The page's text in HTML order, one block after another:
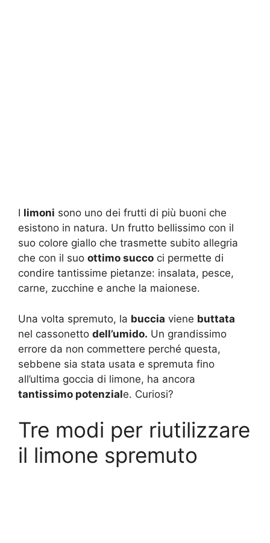
I limoni sono uno dei frutti di più buoni che
esistono in natura. Un frutto bellissimo con il
suo colore giallo che trasmette subito allegria
che con il suo ottimo succo ci permette di
condire tantissime pietanze: insalata, pesce,
carne, zucchine e anche la maionese.
Una volta spremuto, la buccia viene buttata
nel cassonetto dell’umido. Un grandissimo
errore da non commettere perché questa,
sebbene sia stata usata e spremuta fino
all’ultima goccia di limone, ha ancora
tantissimo potenziale. Curiosi?
Tre modi per riutilizzare
il limone spremuto